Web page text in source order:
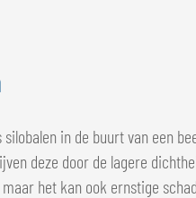
in de buurt van een
deze door de lagere
het kan ook ernstige